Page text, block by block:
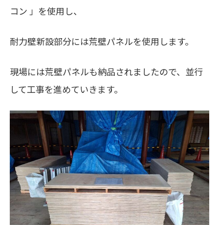
コン 」を使用し、
耐力壁新設部分には荒壁パネルを使用します。
現場には荒壁パネルも納品されましたので、並行
して工事を進めていきます。